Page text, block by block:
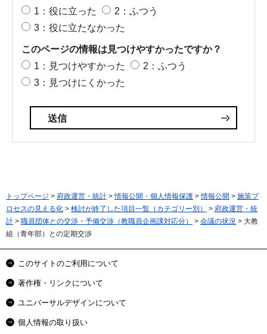
1：役に立った
2：ふつう
3：役に立たなかった
このページの情報は見つけやすかったですか？
1：見つけやすかった
2：ふつう
3：見つけにくかった
トップページ > 府政運営・統計 >情報公開・個人情報保護 >情報公開 > 施策プ
ロセスの見える化 > 検討が終了した項目一覧（カテゴリー別） > 府政運営・統
計 > 職員団体との交渉・予備交渉（教職員企画課対応分） > 会議の状況 > 大教
組（青年部）との定期交渉
このサイトのご利用について
著作権・リンクについて
ユニバーサルデザインについて
個人情報の取り扱い